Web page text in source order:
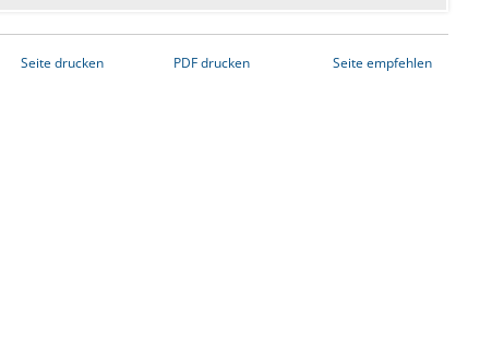
Seite drucken PDF drucken Seite empfehlen